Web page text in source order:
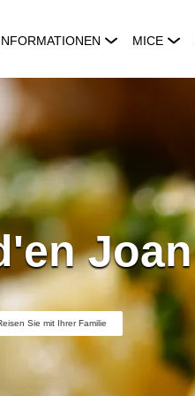
MICE
Joan
Sie mit Ihrer Familie